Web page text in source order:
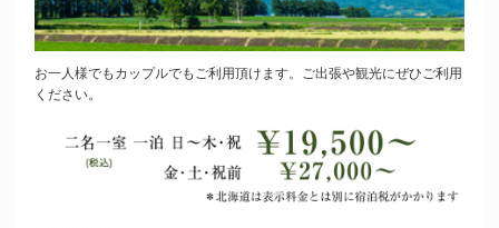
お一人様でもカップルでもご利用頂けます。ご出張や観光にぜひご利用
ください。